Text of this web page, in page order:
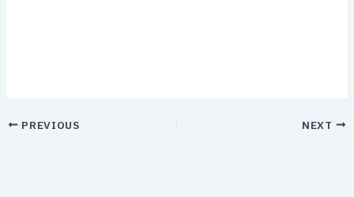
PREVIOUS NEXT